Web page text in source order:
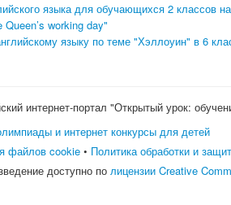
языка для обучающихся 2 классов
Queen’s working day"
языку по теме "Хэллоуин" в 6
интернет-портал "Открытый урок:
и интернет конкурсы для детей
файлов cookie • Политика обработки и
доступно полицензии Creative